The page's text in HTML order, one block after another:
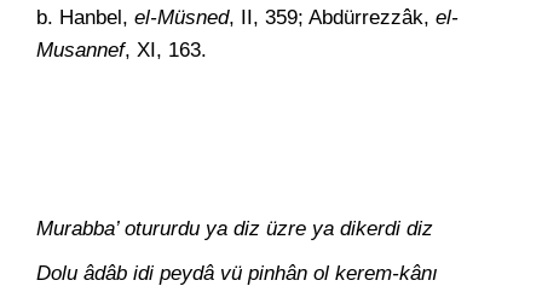
b. Hanbel, el-Müsned, II, 359; Abdürrezzâk, el-
Musannef, XI, 163.
Murabba’ otururdu ya diz üzre ya dikerdi diz
Dolu âdâb idi peydâ vü pinhân ol kerem-kânı